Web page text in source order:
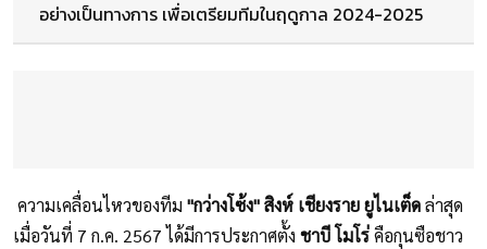
อย่างเป็นทางการ เพื่อเตรียมทีมในฤดูกาล 2024-2025
ความเคลื่อนไหวของทีม "กว่างโซ้ง" สิงห์ เชียงราย ยูไนเต็ดล่าสุด
เมื่อวันที่ 7 ก.ค. 2567 ได้มีการประกาศตั้ง ชาบี โมโร่คือกุนซือชาว